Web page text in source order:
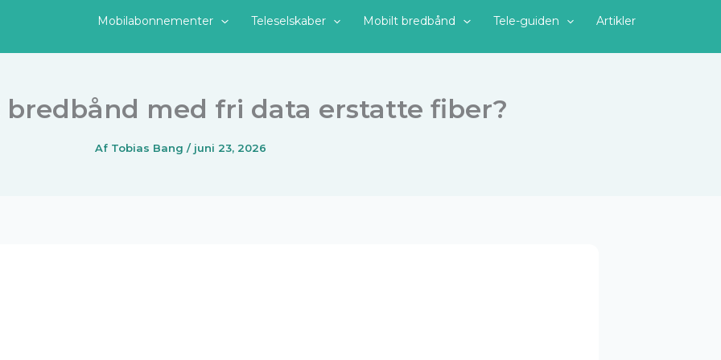
Mobilabonnementer Teleselskaber Mobilt bredbånd Tele-guiden Artikler
med fri data erstatte fiber?
Af Tobias Bang / juni 23, 2026